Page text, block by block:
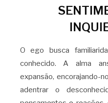
O ego busca
conhecido. A alma
expansão, encorajando-
adentrar o